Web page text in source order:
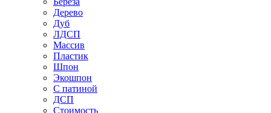
Дерево
Дуб
ЛДСП
Массив
Пластик
Шпон
Экошпон
С патиной
ДСП
Стоимость